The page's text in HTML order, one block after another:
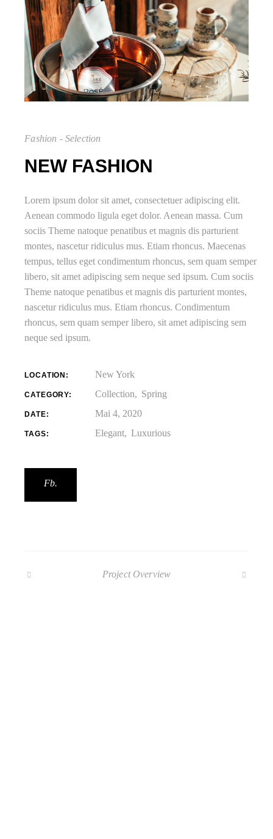
Fashion - Selection
NEW FASHION
Lorem ipsum dolor sit amet, consectetuer adipiscing elit.
Aenean commodo ligula eget dolor. Aenean massa. Cum
sociis Theme natoque penatibus et magnis dis parturient
montes, nascetur ridiculus mus. Etiam rhoncus. Maecenas
tempus, tellus eget condimentum rhoncus, sem quam semper
libero, sit amet adipiscing sem neque sed ipsum. Cum sociis
Theme natoque penatibus et magnis dis parturient montes,
nascetur ridiculus mus. Etiam rhoncus. Condimentum
rhoncus, sem quam semper libero, sit amet adipiscing sem
neque sed ipsum.
LOCATION: New York
CATEGORY: Collection Spring
DATE: Mai 4, 2020
TAGS: Elegant Luxurious
Fb.
Project Overview